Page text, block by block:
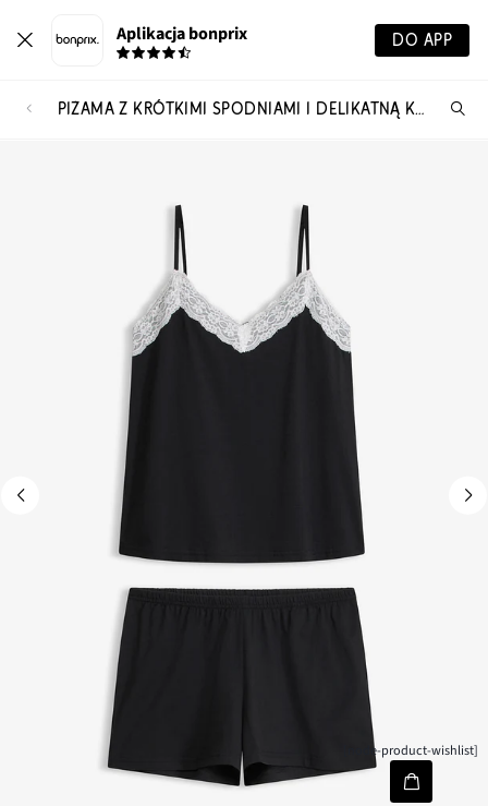
Aplikacja bonprix DO APP
PIŻAMA Z KRÓTKIMI SPODNIAMI I DELIKATNĄ KORONKĄ
[node-product-wishlist]